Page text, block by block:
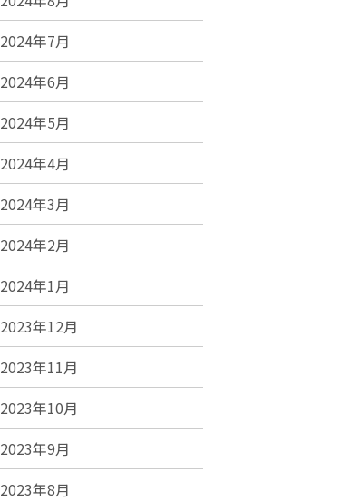
2024年7月
2024年6月
2024年5月
2024年4月
2024年3月
2024年2月
2024年1月
2023年12月
2023年11月
2023年10月
2023年9月
2023年8月